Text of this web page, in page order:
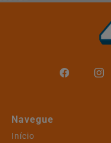
Navegue
Início